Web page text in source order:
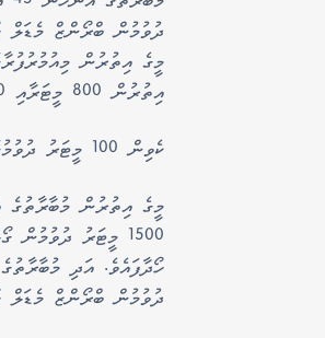
އިތުރުން 800 މީޓަރާއި 1500 މީޓަރު ދުވުމުން ސިލްވާ މެޑަލް ހޯދާފައެވެ.
ކެވިން 100 މީޓަރު ދުވުމުގައި ވާދަކުރަނީ..
ދުވުމުން ބްރޯންޒް މެޑަލް